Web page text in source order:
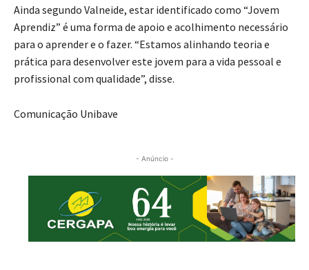
Ainda segundo Valneide, estar identificado como “Jovem
Aprendiz” é uma forma de apoio e acolhimento necessário
para o aprender e o fazer. “Estamos alinhando teoria e
prática para desenvolver este jovem para a vida pessoal e
profissional com qualidade”, disse.
Comunicação Unibave
- Anúncio -